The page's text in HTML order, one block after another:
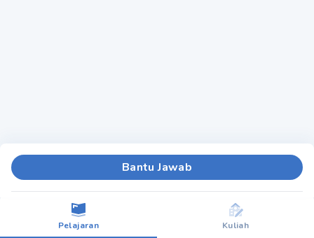
Bantu Jawab
Pelajaran Kuliah